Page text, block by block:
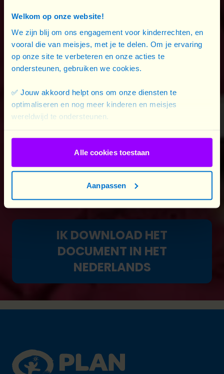
Welkom op onze website!
We zijn blij om ons engagement voor kinderrechten, en
vooral die van meisjes, met je te delen. Om je ervaring
op onze site te verbeteren en onze acties te
ondersteunen, gebruiken we cookies.
✅ Jouw akkoord helpt ons om onze diensten te
optimaliseren en nog meer kinderen en meisjes
wereldwijd te ondersteunen.
Alle cookies toestaan
Aanpassen
ontworpen om licht te werpen op
aspecten die een invloed hebben op
meisjesrechten en gendergelijkheid wereldwijd. Elke
infofiche geeft een overzicht van een specifiek thema,
variërend van onderwijs voor meisjes en kindhuwelijken
Door het verstrekken van deze informatie willen we
partners, medestanders, beleidsmakers en onze brede
Tot elk meisje vrij is.
IK DOWNLOAD HET
DOCUMENT IN HET
NEDERLANDS
Plan International logo